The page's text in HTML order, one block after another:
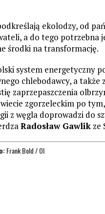
ekolodzy, od
a do tego potrzebna
środki na transformację.
system energetyczny
chlebodawcy, a
zaprzepaszczenia
zgorzeleckim po
z węgla doprowadzi do
Radosław Gawlik ze
Frank Bold / OI